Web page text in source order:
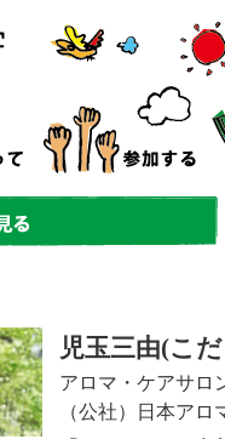
児玉三由(こ
アロマ・ケアサロ
（公社）日本ア